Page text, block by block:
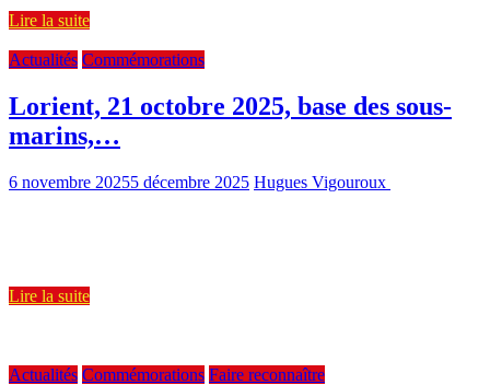
Lire la suite
Actualités Commémorations
Lorient, 21 octobre 2025, base des sous-
marins,…
6 novembre 20255 décembre 2025 Hugues Vigouroux
Lire la suite
Actualités Commémorations Faire reconnaître